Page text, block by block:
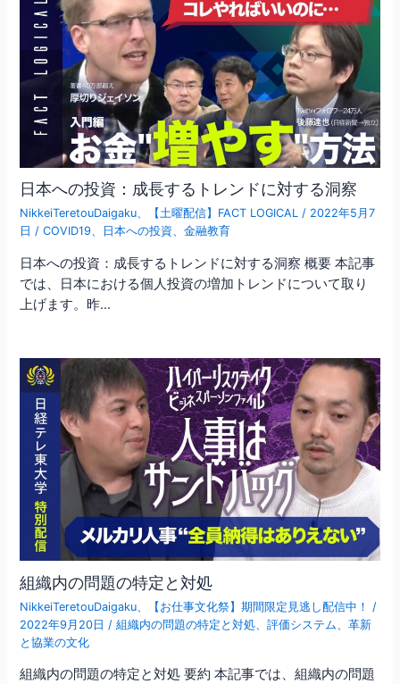
日本への投資：成長するトレンドに対する洞察
NikkeiTeretouDaigaku、 【土曜配信】FACT LOGICAL / 2022年5月7
日 /COVID19、 日本への投資、金融教育
日本への投資：成長するトレンドに対する洞察 概要 本記事
では、日本における個人投資の増加トレンドについて取り
上げます。昨…
組織内の問題の特定と対処
NikkeiTeretouDaigaku 【お仕事文化祭】期間限定見逃し配信中！
/
2022年9月20日 /組織内の問題の特定と対処 、評価システム 、革新
と協業の文化
組織内の問題の特定と対処 要約 本記事では、組織内の問題